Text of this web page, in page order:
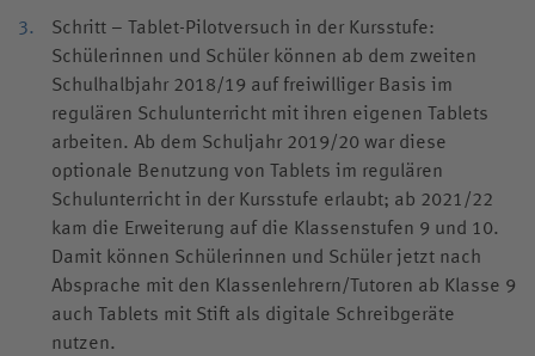
Schritt – Tablet-Pilotversuch in der Kursstufe:
Schülerinnen und Schüler können ab dem zweiten
Schulhalbjahr 2018/19 auf freiwilliger Basis im
regulären Schulunterricht mit ihren eigenen Tablets
arbeiten. Ab dem Schuljahr 2019/20 war diese
optionale Benutzung von Tablets im regulären
Schulunterricht in der Kursstufe erlaubt; ab 2021/22
kam die Erweiterung auf die Klassenstufen 9 und 10.
Damit können Schülerinnen und Schüler jetzt nach
Absprache mit den Klassenlehrern/Tutoren ab Klasse 9
auch Tablets mit Stift als digitale Schreibgeräte
nutzen.